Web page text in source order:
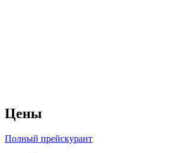
Цены
Полный прейскурант